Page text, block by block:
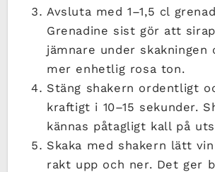
Avsluta med 1–1,5 cl
Grenadine sist gör att
jämnare under skakningen
mer enhetlig rosa ton.
Stäng shakern ordentligt
kraftigt i 10–15 sekunder.
kännas påtagligt kall på
Skaka med shakern lätt
rakt upp och ner. Det ger